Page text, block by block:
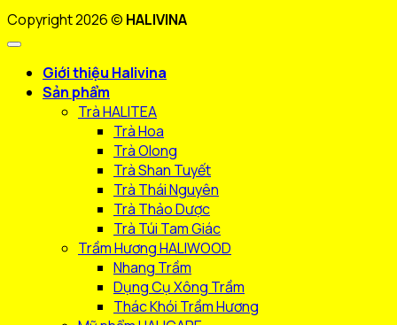
Copyright 2026 © HALIVINA
Giới thiệu Halivina
Sản phẩm
Trà HALITEA
Trà Hoa
Trà Olong
Trà Shan Tuyết
Trà Thái Nguyên
Trà Thảo Dược
Trà Túi Tam Giác
Trầm Hương HALIWOOD
Nhang Trầm
Dụng Cụ Xông Trầm
Thác Khói Trầm Hương